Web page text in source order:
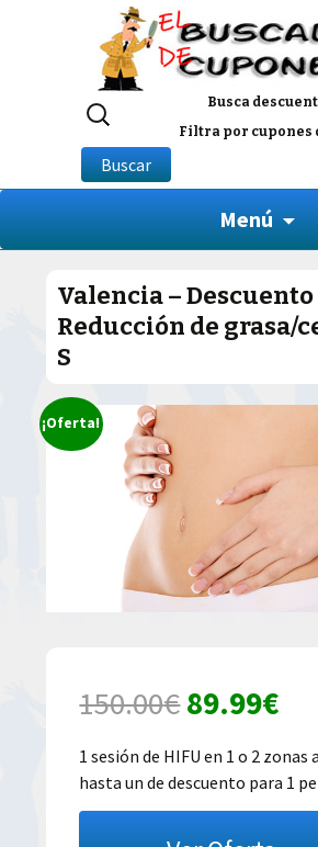
Busca
Filtra por cupones
Buscar
por:
Buscar
Menú
Valencia – Descuento
Reducción de grasa/
S
¡Oferta!
150.00€El
precio
original
89.99€El
1 sesión de HIFU en 1 o 2 zonas
hasta un de descuento para 1